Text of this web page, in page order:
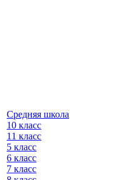
Средняя школа
10 класс
11 класс
5 класс
6 класс
7 класс